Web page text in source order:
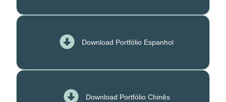
Download Portfólio Espanhol
Download Portfólio Chinês